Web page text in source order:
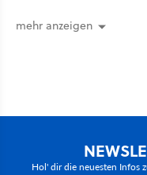
mehr anzeigen
Hol' dir die neuesten Infos